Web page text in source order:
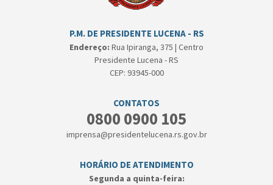
P.M. DE PRESIDENTE LUCENA - RS
Endereço: Rua Ipiranga, 375 | Centro
Presidente Lucena - RS
CEP: 93945-000
CONTATOS
0800 0900 105
imprensa@presidentelucena.rs.gov.br
HORÁRIO DE ATENDIMENTO
Segunda a quinta-feira: